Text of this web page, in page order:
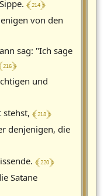
﴾ 214 ﴿
von den
sag: "Ich sage
﴾
und
stehst, ﴾ 218 ﴿
denjenigen, die
﴾ 220 ﴿
Satane